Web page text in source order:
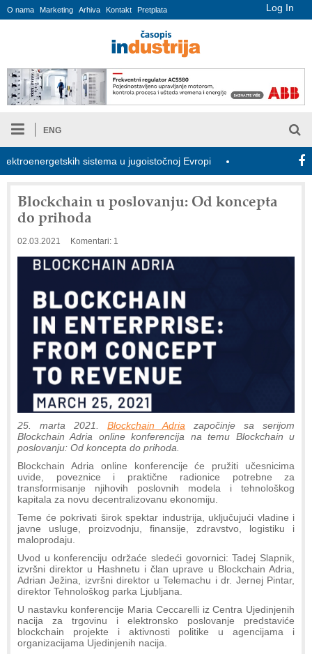
Log In
O nama Marketing Arhiva Kontakt Pretplata
ENG
sistema u jugoistočnoj Evropi COMBYPACK
Blockchain u poslovanju: Od koncepta
do prihoda
02.03.2021 Komentari: 1
25. marta 2021. Blockchain Adria započinje sa serijom
Blockchain Adria online konferencija na temu Blockchain u
poslovanju: Od koncepta do prihoda.
Blockchain Adria online konferencije će pružiti učesnicima
uvide, poveznice i praktične radionice potrebne za
transformisanje njihovih poslovnih modela i tehnološkog
kapitala za novu decentralizovanu ekonomiju.
Teme će pokrivati širok spektar industrija, uključujući vladine i
javne usluge, proizvodnju, finansije, zdravstvo, logistiku i
maloprodaju.
Uvod u konferenciju održaće sledeći govornici: Tadej Slapnik,
izvršni direktor u Hashnetu i član uprave u Blockchain Adria,
Adrian Ježina, izvršni direktor u Telemachu i dr. Jernej Pintar,
direktor Tehnološkog parka Ljubljana.
U nastavku konferencije Maria Ceccarelli iz Centra Ujedinjenih
nacija za trgovinu i elektronsko poslovanje predstaviće
blockchain projekte i aktivnosti politike u agencijama i
organizacijama Ujedinjenih nacija.